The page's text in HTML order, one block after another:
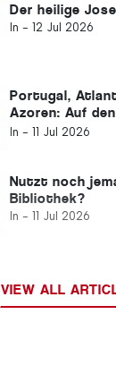
Der heilige
In - 12 Jul 2026
Portugal,
Azoren: Auf
Zivilisationen
In - 11 Jul 2026
Nutzt noch
Bibliothek?
In - 11 Jul 2026
VIEW ALL